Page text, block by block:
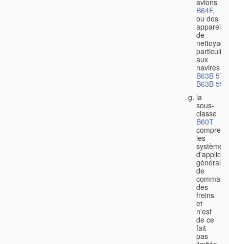
B64F,
ou des
appareils
de
nettoyage
aux
navires
B63B 57/
B63B 59/
la
sous-
classe
B60T
comprend
les
systèmes
générale
de
des
freins
et
n'est
de ce
fait
pas